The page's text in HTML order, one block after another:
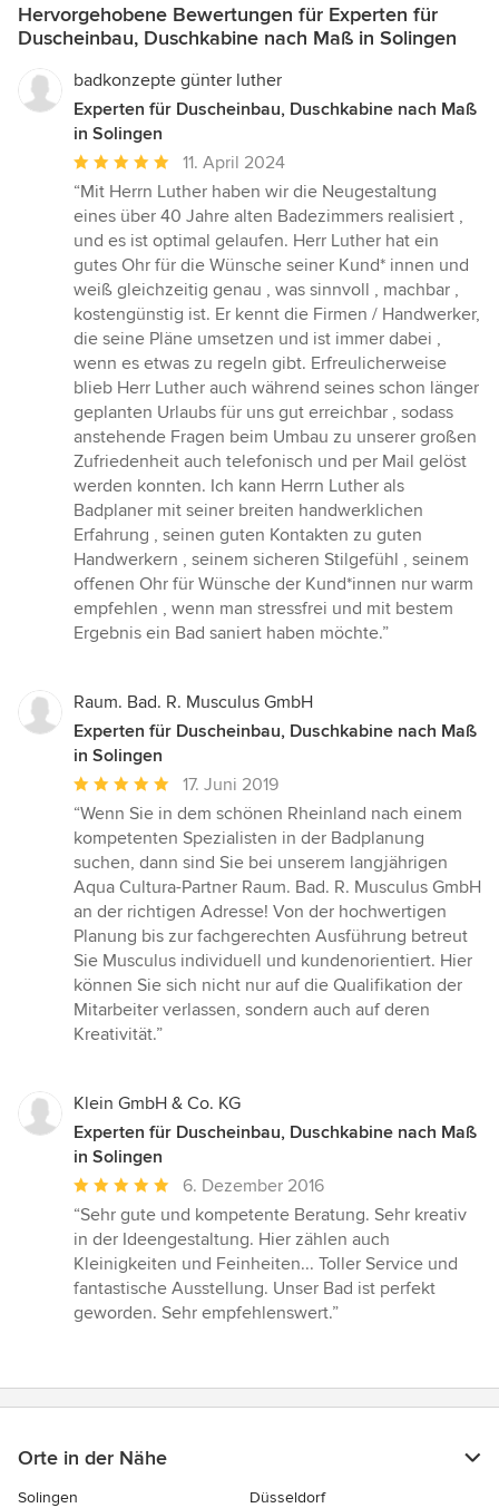
Hervorgehobene Bewertungen für Experten für
Duscheinbau, Duschkabine nach Maß in Solingen
badkonzepte günter luther
Experten für Duscheinbau, Duschkabine nach Maß
in Solingen
Durchschnittliche
Bewertung:
5
von
5
Sternen
11. April 2024
“Mit Herrn Luther haben wir die Neugestaltung
eines über 40 Jahre alten Badezimmers realisiert ,
und es ist optimal gelaufen. Herr Luther hat ein
gutes Ohr für die Wünsche seiner Kund* innen und
weiß gleichzeitig genau , was sinnvoll , machbar ,
kostengünstig ist. Er kennt die Firmen / Handwerker,
die seine Pläne umsetzen und ist immer dabei ,
wenn es etwas zu regeln gibt. Erfreulicherweise
blieb Herr Luther auch während seines schon länger
geplanten Urlaubs für uns gut erreichbar , sodass
anstehende Fragen beim Umbau zu unserer großen
Zufriedenheit auch telefonisch und per Mail gelöst
werden konnten. Ich kann Herrn Luther als
Badplaner mit seiner breiten handwerklichen
Erfahrung , seinen guten Kontakten zu guten
Handwerkern , seinem sicheren Stilgefühl , seinem
offenen Ohr für Wünsche der Kund*innen nur warm
empfehlen , wenn man stressfrei und mit bestem
Ergebnis ein Bad saniert haben möchte.”
Raum. Bad. R. Musculus GmbH
Experten für Duscheinbau, Duschkabine nach Maß
in Solingen
Durchschnittliche
Bewertung:
5
von
5
Sternen
17. Juni 2019
“Wenn Sie in dem schönen Rheinland nach einem
kompetenten Spezialisten in der Badplanung
suchen, dann sind Sie bei unserem langjährigen
Aqua Cultura-Partner Raum. Bad. R. Musculus GmbH
an der richtigen Adresse! Von der hochwertigen
Planung bis zur fachgerechten Ausführung betreut
Sie Musculus individuell und kundenorientiert. Hier
können Sie sich nicht nur auf die Qualifikation der
Mitarbeiter verlassen, sondern auch auf deren
Kreativität.”
Klein GmbH & Co. KG
Experten für Duscheinbau, Duschkabine nach Maß
in Solingen
Durchschnittliche
Bewertung:
5
von
5
Sternen
6. Dezember 2016
“Sehr gute und kompetente Beratung. Sehr kreativ
in der Ideengestaltung. Hier zählen auch
Kleinigkeiten und Feinheiten... Toller Service und
fantastische Ausstellung. Unser Bad ist perfekt
geworden. Sehr empfehlenswert.”
Orte in der Nähe
Solingen
Düsseldorf